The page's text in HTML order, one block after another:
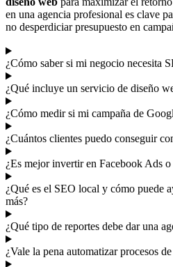
en una agencia profesional es clave
no desperdiciar presupuesto en
¿Cómo saber si mi negocio necesita
¿Qué incluye un servicio de diseño
¿Cómo medir si mi campaña de
¿Cuántos clientes puedo conseguir
¿Es mejor invertir en Facebook Ads
¿Qué es el SEO local y cómo puede
más?
¿Qué tipo de reportes debe dar una
¿Vale la pena automatizar procesos